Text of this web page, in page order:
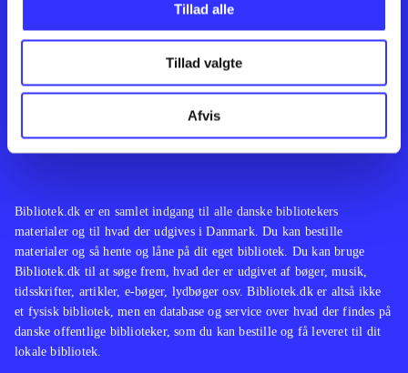
Tillad alle
Tillad valgte
Afvis Feedback
Bibliotek.dk er en samlet indgang til alle danske bibliotekers
materialer og til hvad der udgives i Danmark. Du kan bestille
materialer og så hente og låne på dit eget bibliotek. Du kan bruge
Bibliotek.dk til at søge frem, hvad der er udgivet af bøger, musik,
tidsskrifter, artikler, e-bøger, lydbøger osv. Bibliotek.dk er altså ikke
et fysisk bibliotek, men en database og service over hvad der findes på
danske offentlige biblioteker, som du kan bestille og få leveret til dit
lokale bibliotek.
Kontakt os
English
Artikler
Film
Musik
Noder